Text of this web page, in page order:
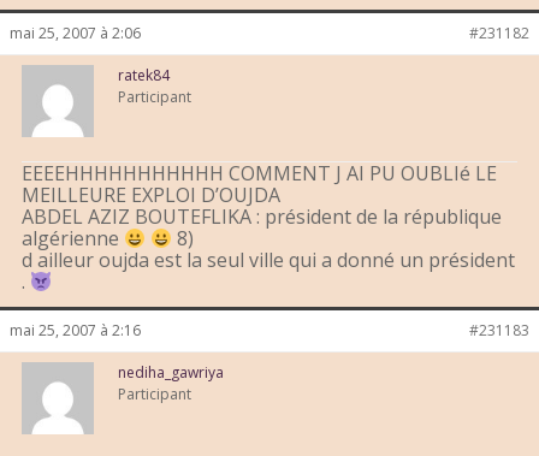
mai 25, 2007 à 2:06 #231182
ratek84
Participant
EEEEHHHHHHHHHHH COMMENT J AI PU OUBLIé LE
MEILLEURE EXPLOI D’OUJDA
ABDEL AZIZ BOUTEFLIKA : président de la république
algérienne
8)
d ailleur oujda est la seul ville qui a donné un président
.
mai 25, 2007 à 2:16 #231183
nediha_gawriya
Participant